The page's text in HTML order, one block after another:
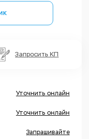
Запросить КП
Уточнить онлайн
Уточнить онлайн
Запрашивайте